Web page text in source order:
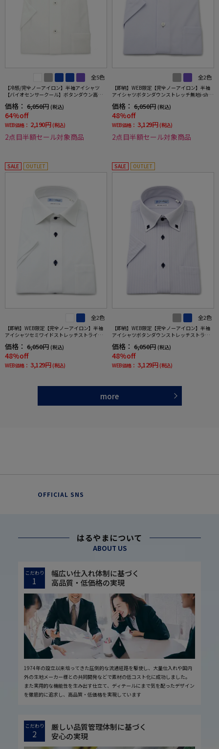
全5色
【冷感/完全ノーアイロン】半袖アイシャツ
【バイオセンサークール】ボタンダウン高通
価格： 6,050円 (税込)
64%off
WEB価格： 2,190円 (税込)
2点目半額セール対象商品
全2色
【即納】WEB限定【完全ノーアイロン】半袖
アイシャツボタンダウンストレッチ無地i-shirt
価格： 6,050円 (税込)
48%off
WEB価格： 3,129円 (税込)
2点目半額セール対象商品
SALE OUTLET
全2色
【即納】WEB限定【完全ノーアイロン】半袖
アイシャツセミワイドストレッチストライプi-
価格： 6,050円 (税込)
48%off
WEB価格： 3,129円 (税込)
SALE OUTLET
全2色
【即納】WEB限定【完全ノーアイロン】半袖
アイシャツボタンダウンストレッチストライ
価格： 6,050円 (税込)
48%off
WEB価格： 3,129円 (税込)
more
OFFICIAL SNS
はるやまについて
ABOUT US
こだわり
1
幅広い仕入れ体制に基づく
高品質・低価格の実現
1974年の設立以来培ってきた圧倒的な流通経路を駆使し、大量仕入れや国内
外の生地メーカー様との共同開発などで素材の低コスト化に成功しました。
また実用的な機能性を生み出す仕立て、ディテールにまで気を配ったデザイン
を徹底的に追求し、高品質・低価格を実現しています
こだわり
2
厳しい品質管理体制に基づく
安心の実現